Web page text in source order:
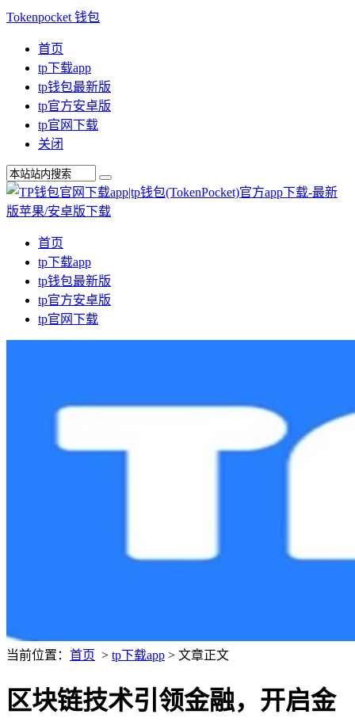
Tokenpocket 钱包
首页
tp下载app
tp钱包最新版
tp官方安卓版
tp官网下载
关闭
首页
tp下载app
tp钱包最新版
tp官方安卓版
tp官网下载
当前位置： 首页 > tp下载app > 文章正文
区块链技术引领金融，开启金